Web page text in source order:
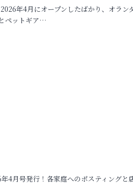
年4月にオープンしたばかり、オラン
ペットギア…
4月号発行！各家庭へのポスティングと